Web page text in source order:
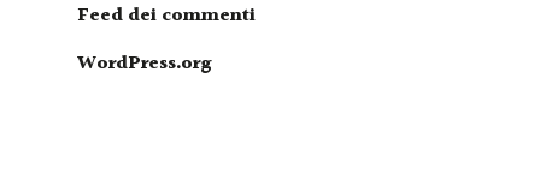
Feed dei commenti
WordPress.org